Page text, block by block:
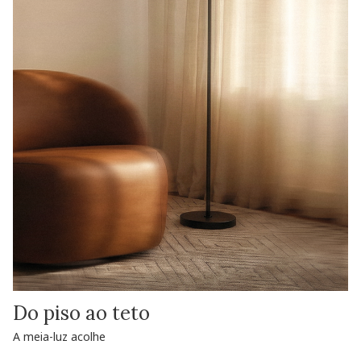
Do piso ao teto
A meia-luz acolhe